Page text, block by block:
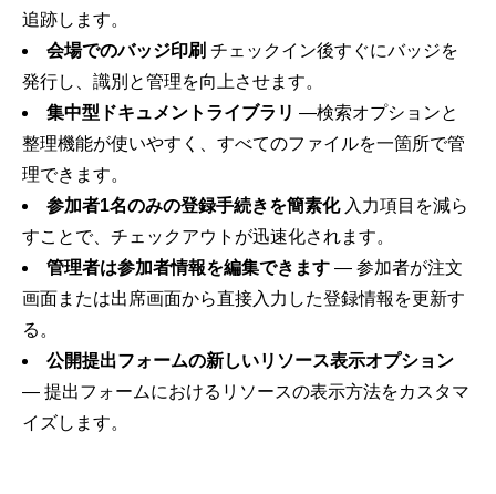
追跡します。
会場でのバッジ印刷 チェックイン後すぐにバッジを
発行し、識別と管理を向上させます。
集中型ドキュメントライブラリ ―検索オプションと
整理機能が使いやすく、すべてのファイルを一箇所で管
理できます。
参加者1名のみの登録手続きを簡素化 入力項目を減ら
すことで、チェックアウトが迅速化されます。
管理者は参加者情報を編集できます — 参加者が注文
画面または出席画面から直接入力した登録情報を更新す
る。
公開提出フォームの新しいリソース表示オプション
— 提出フォームにおけるリソースの表示方法をカスタマ
イズします。